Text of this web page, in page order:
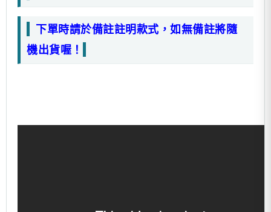
下單時請於備註註明款式，如無備註將隨
機出貨喔！